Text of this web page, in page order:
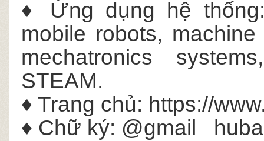
♦ Ứng dụng hệ
mobile robots,
mechatronics
STEAM.
♦ Trang chủ: https://
♦ Chữ ký: @gmail